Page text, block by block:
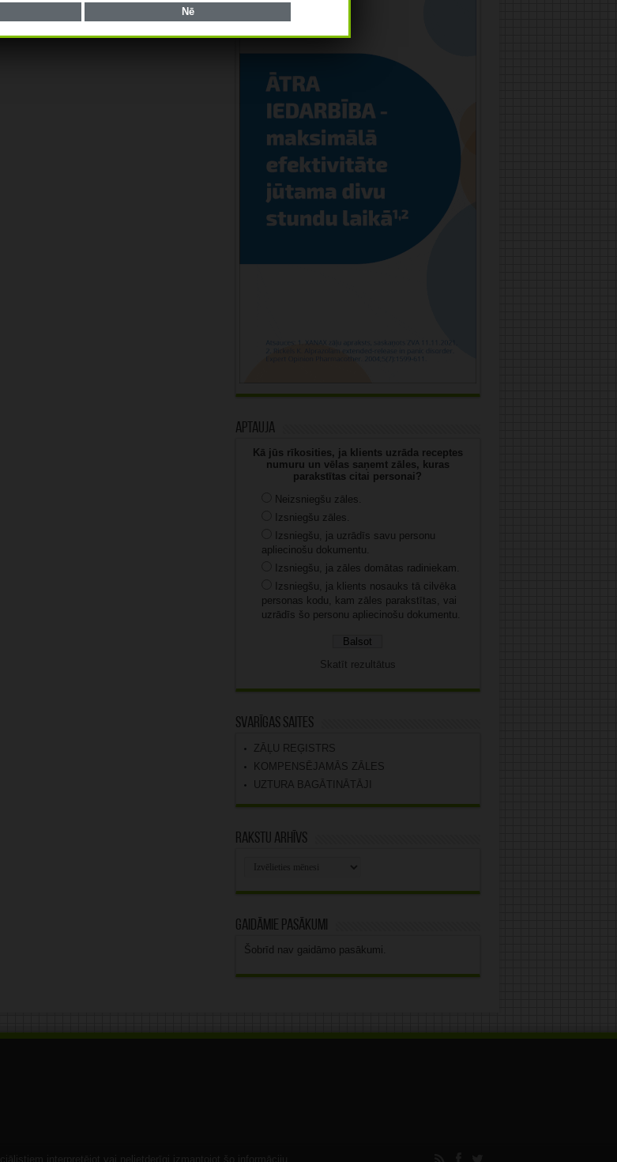
Aptauja
Kā jūs rīkosities, ja klients uzrāda receptes
numuru un vēlas saņemt zāles, kuras
parakstītas citai personai?
Neizsniegšu zāles.
Izsniegšu zāles.
Izsniegšu, ja uzrādīs savu personu
apliecinošu dokumentu.
Izsniegšu, ja zāles domātas radiniekam.
Izsniegšu, ja klients nosauks tā cilvēka
personas kodu, kam zāles parakstītas, vai
uzrādīs šo personu apliecinošu dokumentu.
Skatīt rezultātus
Svarīgas saites
ZĀĻU REĢISTRS
KOMPENSĒJAMĀS ZĀLES
UZTURA BAGĀTINĀTĀJI
Rakstu arhīvs
Gaidāmie pasākumi
Šobrīd nav gaidāmo pasākumi.
interpretējot vai nelietderīgi izmantojot šo informāciju.
Nē